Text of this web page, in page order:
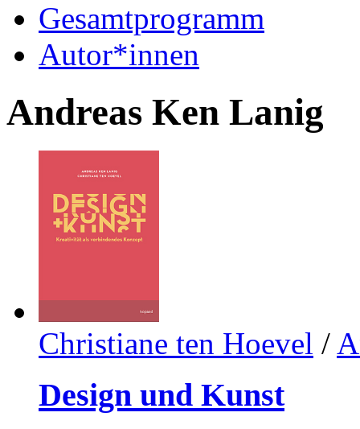
Gesamtprogramm
Autor*innen
Andreas Ken Lanig
Christiane ten Hoevel /
Design und Kunst